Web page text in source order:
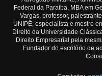
Federal da Paraíba, MBA em
Vargas, professor,
UNIPÊ, especialista e mestre
Direito da Universidade
Direito Empresarial pela
Fundador do escritório de